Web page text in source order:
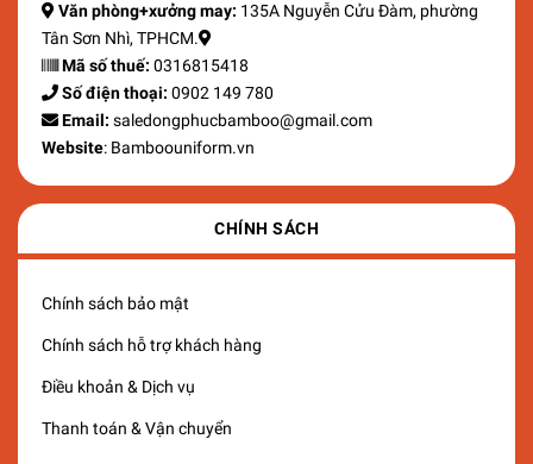
Văn phòng+xưởng may: 135A Nguyễn Cửu Đàm, phường
Tân Sơn Nhì, TPHCM.
Mã số thuế: 0316815418
Số điện thoại: 0902 149 780
Email: saledongphucbamboo@gmail.com
Website: Bamboouniform.vn
CHÍNH SÁCH
Chính sách bảo mật
Chính sách hỗ trợ khách hàng
Điều khoản & Dịch vụ
Thanh toán & Vận chuyển